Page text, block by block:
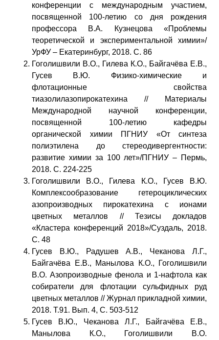
конференции с международным участием,
посвященной 100-летию со дня рождения
профессора В.А. Кузнецова «Проблемы
теоретической и экспериментальной химии»/
УрФУ – Екатеринбург, 2018. С. 86
Гоголишвили В.О., Гилева К.О., Байгачёва Е.В.,
Гусев В.Ю. Физико-химические и
флотационные свойства
тиазолилазопирокатехина // Материалы
Международной научной конференции,
посвященной 100-летию кафедры
органической химии ПГНИУ «От синтеза
полиэтилена до стереодивергентности:
развитие химии за 100 лет»/ПГНИУ – Пермь,
2018. С. 224-225
Гоголишвили В.О., Гилева К.О., Гусев В.Ю.
Комплексообразование гетероциклических
азопроизводных пирокатехина с ионами
цветных металлов // Тезисы докладов
«Кластера конференций 2018»/Суздаль, 2018.
С. 48
Гусев В.Ю., Радушев А.В., Чеканова Л.Г.,
Байгачёва Е.В., Манылова К.О., Гоголишвили
В.О. Азопроизводные фенола и 1-нафтола как
собиратели для флотации сульфидных руд
цветных металлов // Журнал прикладной химии,
2018. Т.91. Вып. 4, С. 503-512
Гусев В.Ю., Чеканова Л.Г., Байгачёва Е.В.,
Манылова К.О., Гоголишвили В.О.